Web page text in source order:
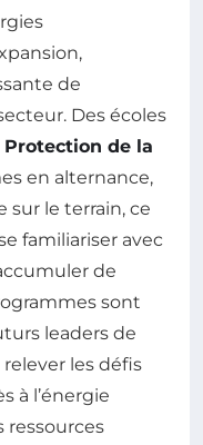
de
Des écoles
Protection de la
en alternance,
le terrain, ce
familiariser avec
de
sont
leaders de
les défis
à l’énergie
ressources